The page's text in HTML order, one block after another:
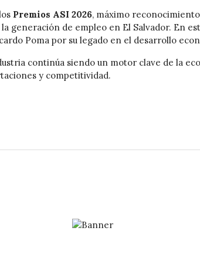
Premios ASI 2026, máximo
generación de empleo en El Salvador. En
Poma por su legado en el desarrollo
continúa siendo un motor clave de la
y competitividad.